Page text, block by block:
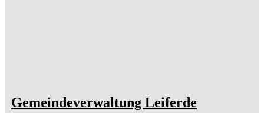
Gemeindeverwaltung Leiferde